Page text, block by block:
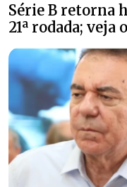
Série B retorna
21ª rodada; veja